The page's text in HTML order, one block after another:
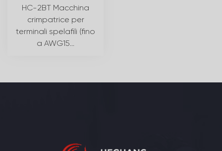
HC-2BT Macchina
crimpatrice per
terminali spelafili (fino
a AWG15...